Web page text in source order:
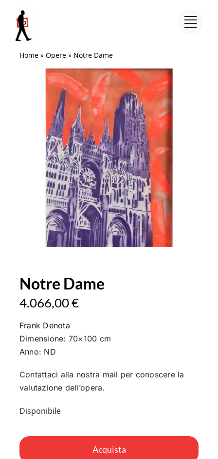
contenuto
Home» Opere» Notre Dame
Notre Dame
4.066,00€
Frank Denota
Dimensione: 70×100 cm
Anno: ND
Contattaci alla nostra mail per conoscere la
valutazione dell’opera.
Disponibile
Acquista